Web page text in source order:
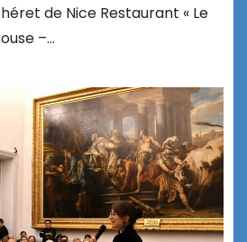
de Nice Restaurant « Le
–…